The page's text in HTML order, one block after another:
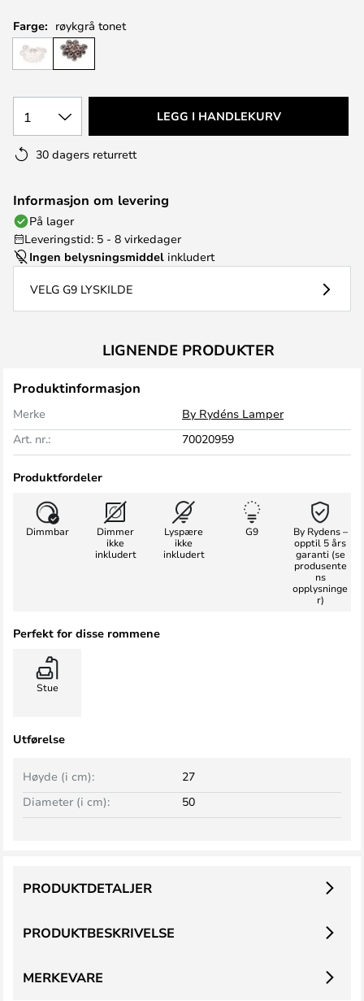
Farge: røykgrå tonet
1 LEGG I HANDLEKURV
30 dagers returrett
Informasjon om levering
På lager
Leveringstid: 5 - 8 virkedager
Ingen belysningsmiddel inkludert
VELG G9 LYSKILDE
LIGNENDE PRODUKTER
Produktinformasjon
Merke
By Rydéns Lamper
Art. nr.:
70020959
Produktfordeler
Dimmbar
Dimmer
ikke
inkludert
Lyspære
ikke
inkludert
G9
By Rydens –
opptil 5 års
garanti (se
produsente
ns
opplysninge
r)
Perfekt for disse rommene
Stue
Utførelse
Høyde (i cm):
27
Diameter (i cm):
50
PRODUKTBESKRIVELSE
PRODUKTDETALJER
MERKEVARE